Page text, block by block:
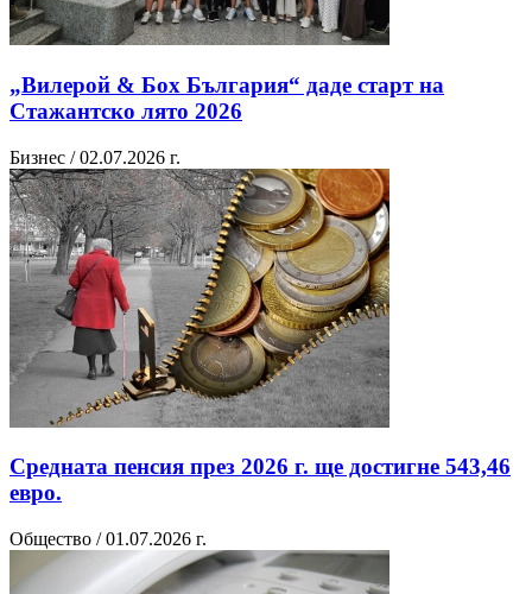
„Вилерой & Бох България“ даде старт на
Стажантско лято 2026
Бизнес / 02.07.2026 г.
Средната пенсия през 2026 г. ще достигне 543,46
евро.
Общество / 01.07.2026 г.